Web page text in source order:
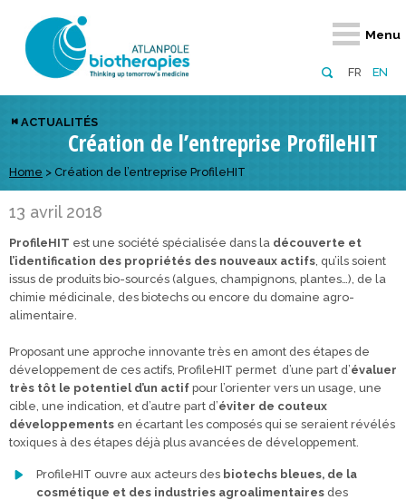
FR EN
Menu
Retour
À propos
Présentation du pôle
Domaines d’excellence
Retour
Equipe
Conseil d’administration
Comité scientifique
Financeurs
Retour
Notre réseau
Membres du pôle
Partenaires
Réseau européen
Retour
Actus, événements, AAP
Actualités
Événements
Appels à projets
Retour
régionaux
nationaux
Retour
Notre offre
Diversifiez votre réseau
Visez l’international
Développez vos projets d’innovation
Gagnez en visibilité
Retour
Nous rejoindre
En tant qu’adhérent
En tant que partenaire
Retour
Emploi
Offres d’emploi
Candidatures
ACTUALITÉS
Création de l’entreprise ProfileHIT
Home > Création de l’entreprise ProfileHIT
13 avril 2018
ProfileHIT est une société spécialisée dans la découverte et
l’identification des propriétés des nouveaux actifs, qu’ils soient
issus de produits bio-sourcés (algues, champignons, plantes…), de la
chimie médicinale, des biotechs ou encore du domaine agro-
alimentaire.
Proposant une approche innovante très en amont des étapes de
développement de ces actifs, ProfileHIT permet d’une part d’évaluer
très tôt le potentiel d’un actif pour l’orienter vers un usage, une
cible, une indication, et d’autre part d’éviter de couteux
développements en écartant les composés qui se seraient révélés
toxiques à des étapes déjà plus avancées de développement.
ProfileHIT ouvre aux acteurs des biotechs bleues, de la
cosmétique et des industries agroalimentaires des